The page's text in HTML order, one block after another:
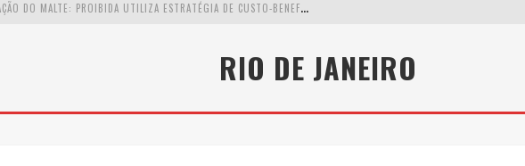
APENAS 20% DAS IMOBILIÁRIAS BRASILEIRAS UTILIZAM IA E OLX QUER MUDAR ESTE CENÁRIO
C
OMO A CORTEX SEDUZIU GOOGLE, AWS E MCDONALD’S COM IA PARA O GO-TO-MARKET
RIO DE JANEIRO